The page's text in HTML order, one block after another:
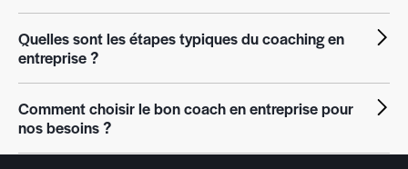
Quelles sont les étapes typiques du coaching en
entreprise ?
Comment choisir le bon coach en entreprise pour
nos besoins ?